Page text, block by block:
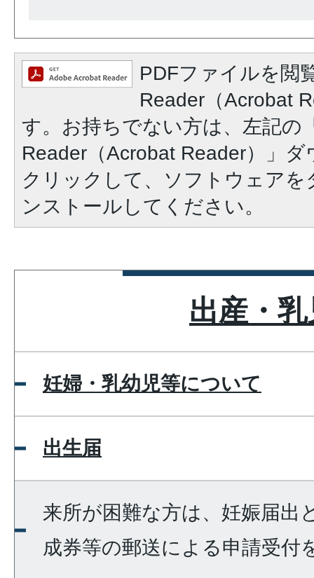
PDFファイルを閲
Reader（Acrobat
す。お持ちでない方は、左記の
Reader（Acrobat Reader）」
クリックして、ソフトウェア
ンストールしてください。
出産・乳
妊婦・乳幼児等について
出生届
来所が困難な方は、妊娠届出
成券等の郵送による申請受付